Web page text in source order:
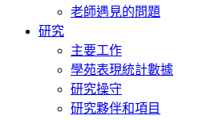
老師遇見的問題
研究
主要工作
學苑表現統計數據
研究操守
研究夥伴和項目